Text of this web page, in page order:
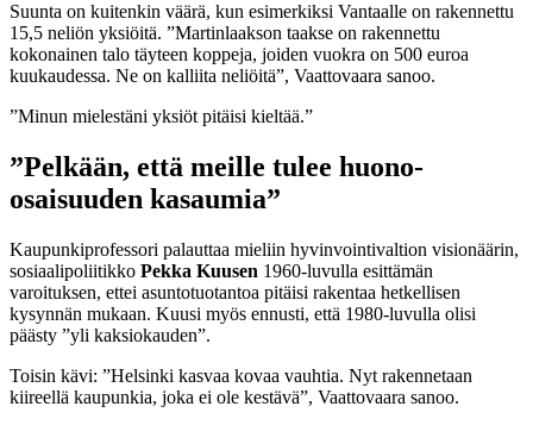
Suunta on kuitenkin väärä, kun esimerkiksi Vantaalle on rakennettu
15,5 neliön yksiöitä. ”Martinlaakson taakse on rakennettu
kokonainen talo täyteen koppeja, joiden vuokra on 500 euroa
kuukaudessa. Ne on kalliita neliöitä”, Vaattovaara sanoo.
”Minun mielestäni yksiöt pitäisi kieltää.”
”Pelkään, että meille tulee huono-
osaisuuden kasaumia”
Kaupunkiprofessori palauttaa mieliin hyvinvointivaltion visionäärin,
sosiaalipoliitikko Pekka Kuusen 1960-luvulla esittämän
varoituksen, ettei asuntotuotantoa pitäisi rakentaa hetkellisen
kysynnän mukaan. Kuusi myös ennusti, että 1980-luvulla olisi
päästy ”yli kaksiokauden”.
Toisin kävi: ”Helsinki kasvaa kovaa vauhtia. Nyt rakennetaan
kiireellä kaupunkia, joka ei ole kestävä”, Vaattovaara sanoo.